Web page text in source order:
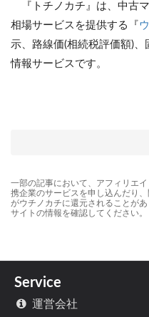
『トチノカチ』は、中古
相場サービスを提供する『
示、路線価(相続税評価額)
情報サービスです。
一部の記事において、アフィリエ
携企業のサービスを申し込んだり
がウチノカチに還元されることが
サイトの情報を確認してください。
Service
運営会社